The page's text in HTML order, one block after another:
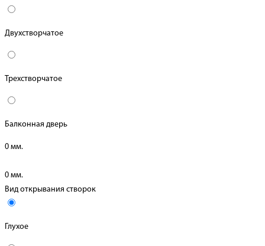
Двухстворчатое
Трехстворчатое
Балконная дверь
0 мм.
0 мм.
Вид открывания створок
Глухое